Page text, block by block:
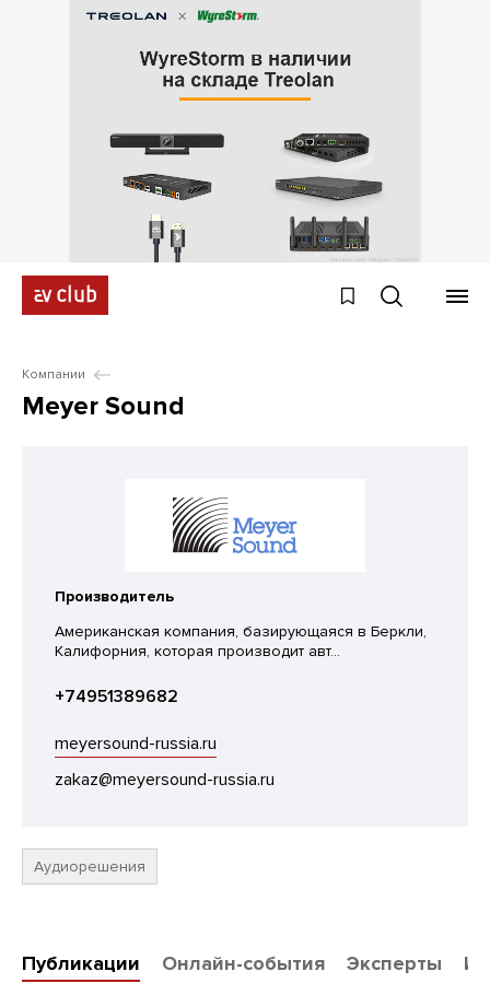
Компании
Meyer Sound
Производитель
Американская компания, базирующаяся в Беркли,
Калифорния, которая производит авт...
+74951389682
meyersound-russia.ru
zakaz@meyersound-russia.ru
Аудиорешения
Публикации Онлайн-события Эксперты